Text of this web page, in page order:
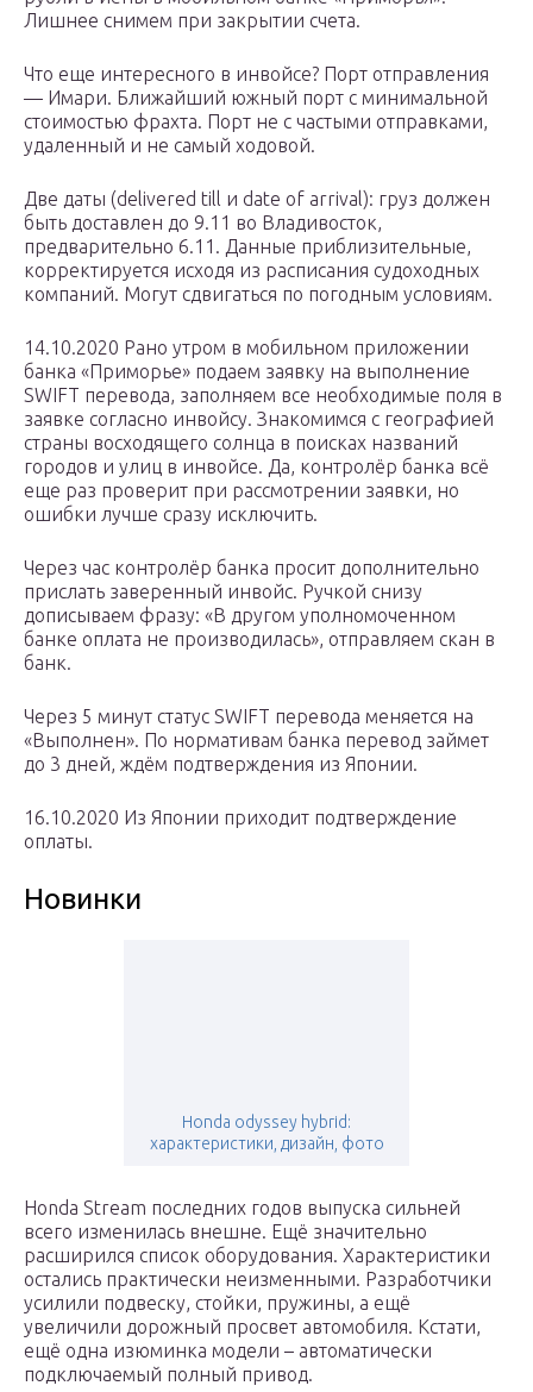
Лишнее снимем при закрытии счета.
Что еще интересного в инвойсе? Порт отправления
— Имари. Ближайший южный порт с минимальной
стоимостью фрахта. Порт не с частыми отправками,
удаленный и не самый ходовой.
Две даты (delivered till и date of arrival): груз должен
быть доставлен до 9.11 во Владивосток,
предварительно 6.11. Данные приблизительные,
корректируется исходя из расписания судоходных
компаний. Могут сдвигаться по погодным условиям.
14.10.2020 Рано утром в мобильном приложении
банка «Приморье» подаем заявку на выполнение
SWIFT перевода, заполняем все необходимые поля в
заявке согласно инвойсу. Знакомимся с географией
страны восходящего солнца в поисках названий
городов и улиц в инвойсе. Да, контролёр банка всё
еще раз проверит при рассмотрении заявки, но
ошибки лучше сразу исключить.
Через час контролёр банка просит дополнительно
прислать заверенный инвойс. Ручкой снизу
дописываем фразу: «В другом уполномоченном
банке оплата не производилась», отправляем скан в
банк.
Через 5 минут статус SWIFT перевода меняется на
«Выполнен». По нормативам банка перевод займет
до 3 дней, ждём подтверждения из Японии.
16.10.2020 Из Японии приходит подтверждение
оплаты.
Новинки
Honda odyssey hybrid:
характеристики, дизайн, фото
Honda Stream последних годов выпуска сильней
всего изменилась внешне. Ещё значительно
расширился список оборудования. Характеристики
остались практически неизменными. Разработчики
усилили подвеску, стойки, пружины, а ещё
увеличили дорожный просвет автомобиля. Кстати,
ещё одна изюминка модели – автоматически
подключаемый полный привод.